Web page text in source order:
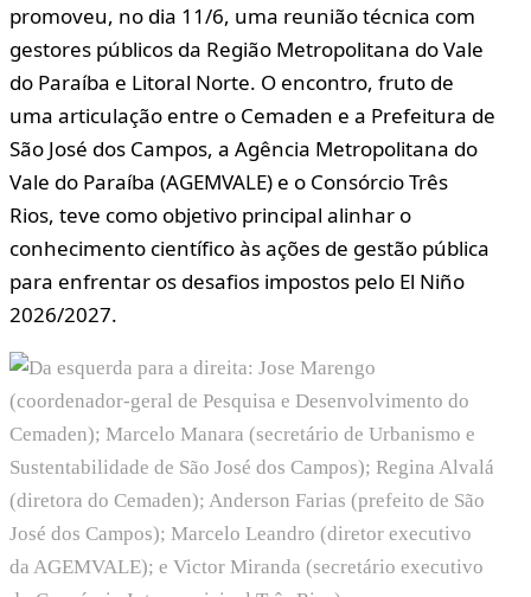
promoveu, no dia 11/6, uma reunião técnica com
gestores públicos da Região Metropolitana do Vale
do Paraíba e Litoral Norte. O encontro, fruto de
uma articulação entre o Cemaden e a Prefeitura de
São José dos Campos, a Agência Metropolitana do
Vale do Paraíba (AGEMVALE) e o Consórcio Três
Rios, teve como objetivo principal alinhar o
conhecimento científico às ações de gestão pública
para enfrentar os desafios impostos pelo El Niño
2026/2027.